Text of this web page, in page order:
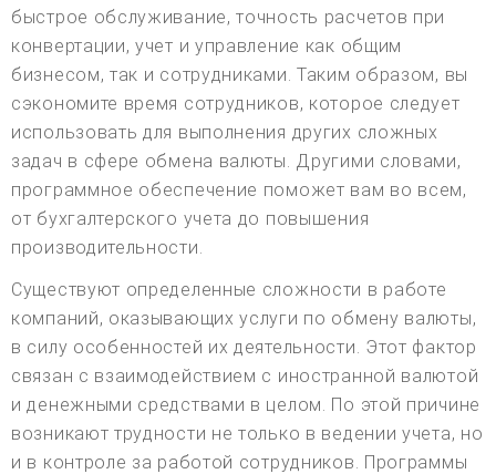
быстрое обслуживание, точность расчетов при
конвертации, учет и управление как общим
бизнесом, так и сотрудниками. Таким образом, вы
сэкономите время сотрудников, которое следует
использовать для выполнения других сложных
задач в сфере обмена валюты. Другими словами,
программное обеспечение поможет вам во всем,
от бухгалтерского учета до повышения
производительности.
Существуют определенные сложности в работе
компаний, оказывающих услуги по обмену валюты,
в силу особенностей их деятельности. Этот фактор
связан с взаимодействием с иностранной валютой
и денежными средствами в целом. По этой причине
возникают трудности не только в ведении учета, но
и в контроле за работой сотрудников. Программы